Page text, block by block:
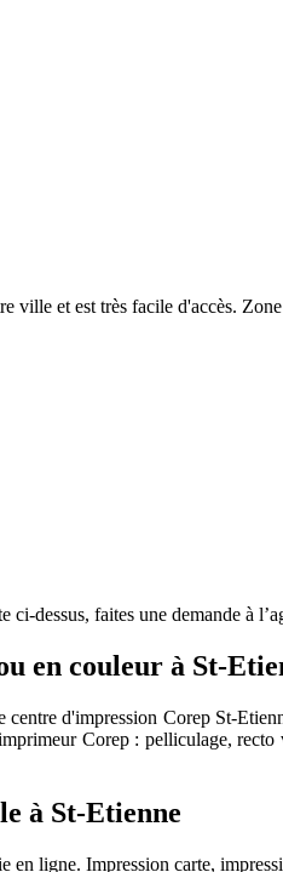
ville et est très facile d'accès.
dessus, faites une demande à
en couleur à St-
d'impression Corep St-
Corep : pelliculage,
à St-Etienne
ligne. Impression carte,